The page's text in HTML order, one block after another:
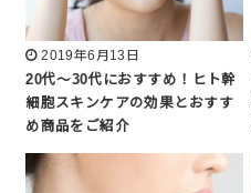
2019年6月13日
20代～30代におすすめ！ヒト幹
細胞スキンケアの効果とおすす
め商品をご紹介